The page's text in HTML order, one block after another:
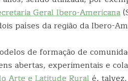
Geral Ibero-Americana
países da região da Ibero-
de formação de
abertas, experimentais e